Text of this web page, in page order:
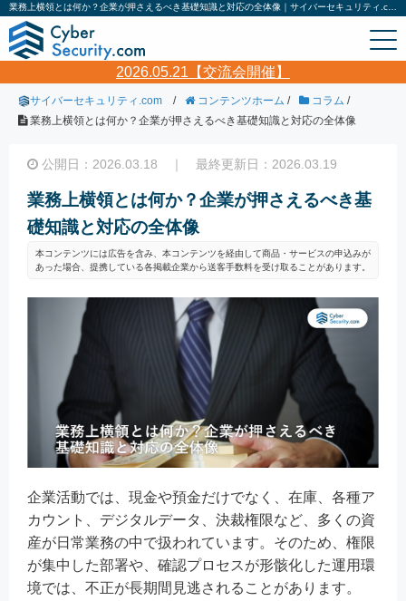
2026.05.21【交流会開催】
サイバーセキュリティ.com / コンテンツホーム / コラム /
業務上横領とは何か？企業が押さえるべき基礎知識と対応の全体像
公開日：2026.03.18 ｜ 最終更新日：2026.03.19
業務上横領とは何か？企業が押さえるべき基
礎知識と対応の全体像
本コンテンツには広告を含み、本コンテンツを経由して商品・サービスの申込みが
あった場合、提携している各掲載企業から送客手数料を受け取ることがあります。
企業活動では、現金や預金だけでなく、在庫、各種ア
カウント、デジタルデータ、決裁権限など、多くの資
産が日常業務の中で扱われています。そのため、権限
が集中した部署や、確認プロセスが形骸化した運用環
境では、不正が長期間見逃されることがあります。